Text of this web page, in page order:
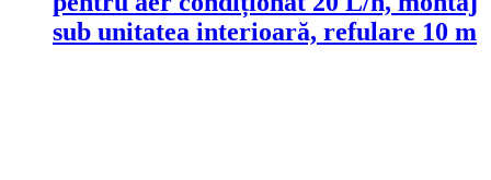
sub unitatea interioară, refulare 10 m